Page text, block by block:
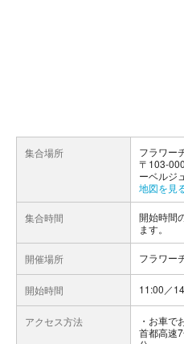
集合場所
フラワー
〒103-
ーベルジ
地図を見
集合時間
開始時間
ます。
開催場所 フラワー
開始時間 11:00／
アクセス方法
お車で
首都高速